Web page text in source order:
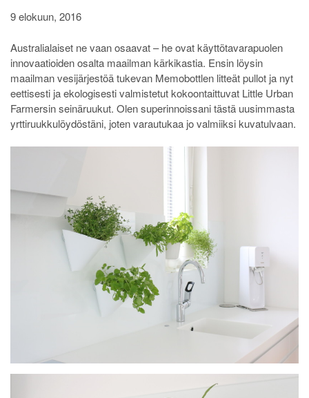
9 elokuun, 2016
Australialaiset ne vaan osaavat – he ovat käyttötavarapuolen
innovaatioiden osalta maailman kärkikastia. Ensin löysin
maailman vesijärjestöä tukevan Memobottlen litteät pullot ja nyt
eettisesti ja ekologisesti valmistetut kokoontaittuvat Little Urban
Farmersin seinäruukut. Olen superinnoissani tästä uusimmasta
yrttiruukkulöydöstäni, joten varautukaa jo valmiiksi kuvatulvaan.